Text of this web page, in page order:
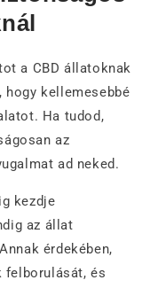
a CBD állatoknak
hogy kellemesebbé
Ha tudod,
az
ad neked.
kezdje
az állat
érdekében,
felborulását, és